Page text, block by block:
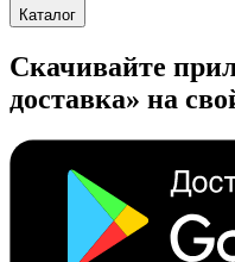
Каталог
Скачивайте
доставка» на